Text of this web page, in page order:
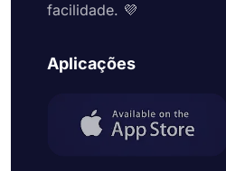
facilidade. 💜
Aplicações